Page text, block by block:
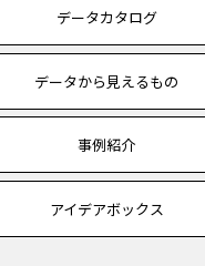
データカタログ
データから見えるもの
事例紹介
アイデアボックス